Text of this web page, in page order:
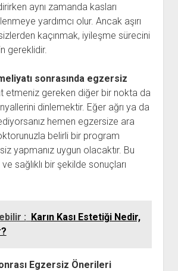
aynı zamanda kasları
yardımcı olur. Ancak aşırı
kaçınmak, iyileşme sürecini
gereklidir.
sonrasında egzersiz
etmeniz gereken diğer bir nokta da
dinlemektir. Eğer ağrı ya da
hemen egzersize ara
belirli bir program
yapmanız uygun olacaktır. Bu
sağlıklı bir şekilde sonuçları
: Karın Kası Estetiği Nedir,
Egzersiz Önerileri